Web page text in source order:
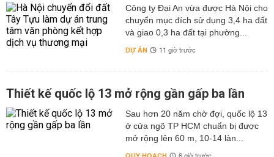
Công ty Đại An vừa được Hà Nội cho
chuyển mục đích sử dụng 3,4 ha đất
và giao 0,3 ha đất tại phường...
DỰ ÁN 11 giờ trước
Thiết kế quốc lộ 13 mở rộng gần gấp ba lần
Sau hơn 20 năm chờ đợi, quốc lộ 13
ở cửa ngõ TP HCM chuẩn bị được
mở rộng lên 60 m, 10-14 làn...